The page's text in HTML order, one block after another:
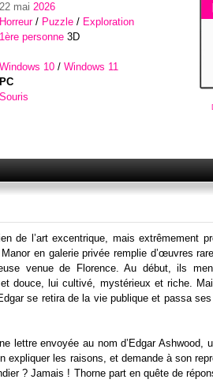
22 mai 2026
Horreur/ Puzzle/ Exploration
1ère personne 3D
Windows 10/ Windows 11
PC
Souris
de l’art excentrique, mais extrêmement
en galerie privée remplie d’œuvres
venue de Florence. Au début, ils
douce, lui cultivé, mystérieux et riche.
se retira de la vie publique et passa
lettre envoyée au nom d’Edgar Ashwood,
les raisons, et demande à son
? Jamais ! Thorne part en quête de